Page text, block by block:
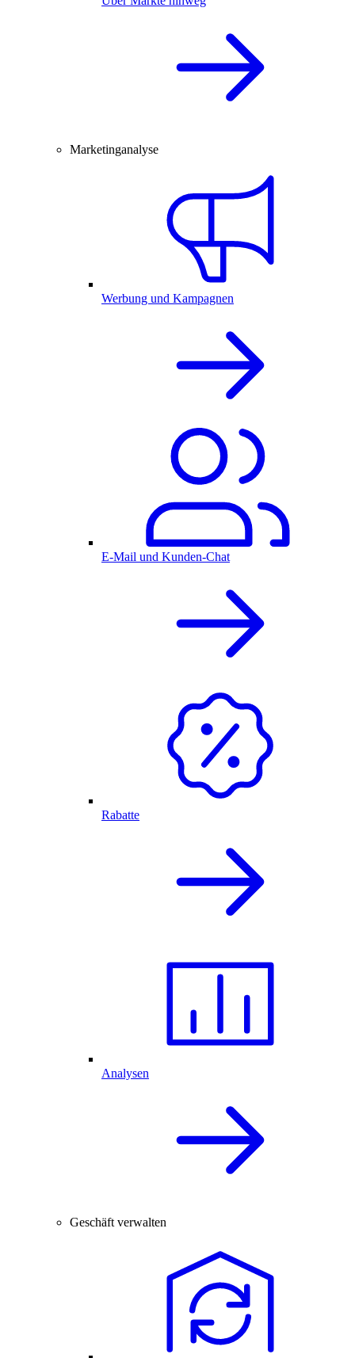
Marketinganalyse
Werbung und Kampagnen
E-Mail und Kunden-Chat
Rabatte
Analysen
Geschäft verwalten